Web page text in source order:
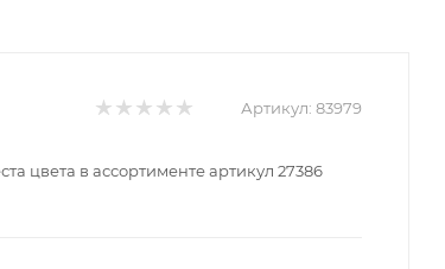
Артикул: 83979
цвета в ассортименте артикул 27386